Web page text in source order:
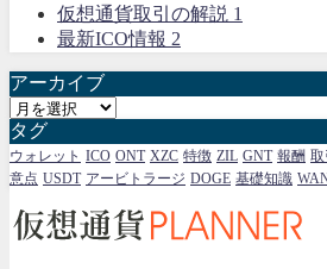
仮想通貨取引の解説 1
最新ICO情報 2
アーカイブ
ア
ー
カ
イ
ブ
タグ
ウォレット ICO ONT XZC 特徴 ZIL GNT 報酬 取
意点 USDT アービトラージ DOGE 基礎知識